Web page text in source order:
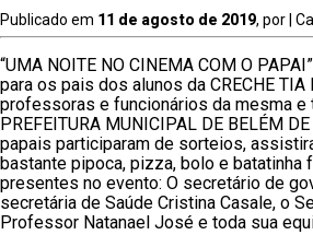
Publicado em 11 de agosto de 2019, por |
“UMA NOITE NO CINEMA COM O
para os pais dos alunos da CRECHE
professoras e funcionários da mesma e
PREFEITURA MUNICIPAL DE BELÉM
papais participaram de sorteios,
bastante pipoca, pizza, bolo e batatinha
presentes no evento: O secretário de
secretária de Saúde Cristina Casale, o
Professor Natanael José e toda sua